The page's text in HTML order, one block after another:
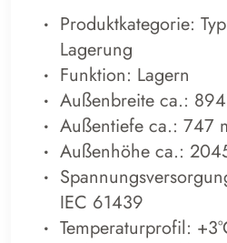
Flüssigkeiten
Funktion:
Außenbreite
Außentiefe
Außenhöhe
Türtechnik:
Lagerebenen